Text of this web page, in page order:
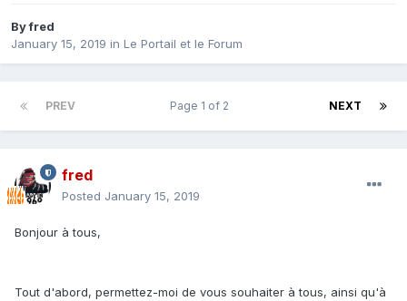
Byfred
January 15, 2019 in Le Portail et le Forum
PREV NEXT
Page 1 of 2
fred
Posted January 15, 2019
Bonjour à tous,
Tout d'abord, permettez-moi de vous souhaiter à tous, ainsi qu'à